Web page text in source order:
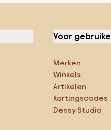
Voor
Merken
Winkels
Artikelen
Kortingscodes
Densy Studio